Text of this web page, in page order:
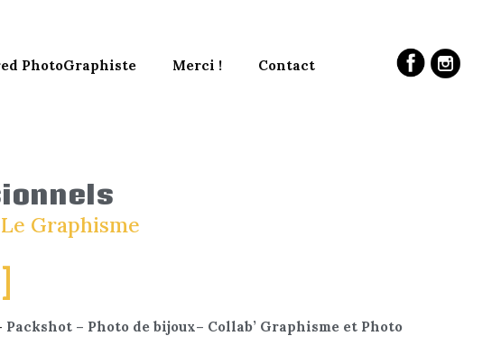
PhotoGraphiste Merci ! Contact
Graphisme
Packshot – Photo de bijoux– Collab’ Graphisme et Photo